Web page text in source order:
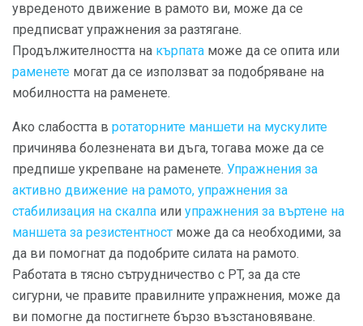
увреденото движение в рамото ви, може да се
предписват упражнения за разтягане.
Продължителността на кърпата може да се опита или
раменете могат да се използват за подобряване на
мобилността на раменете.
Ако слабостта в ротаторните маншети на мускулите
причинява болезнената ви дъга, тогава може да се
предпише укрепване на раменете. Упражнения за
активно движение на рамото, упражнения за
стабилизация на скалпа или упражнения за въртене на
маншета за резистентност може да са необходими, за
да ви помогнат да подобрите силата на рамото.
Работата в тясно сътрудничество с PT, за да сте
сигурни, че правите правилните упражнения, може да
ви помогне да постигнете бързо възстановяване.